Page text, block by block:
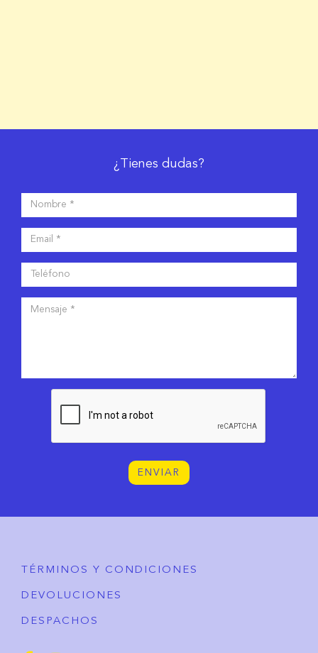
¿Tienes dudas?
ENVIAR
TÉRMINOS Y CONDICIONES
DEVOLUCIONES
DESPACHOS